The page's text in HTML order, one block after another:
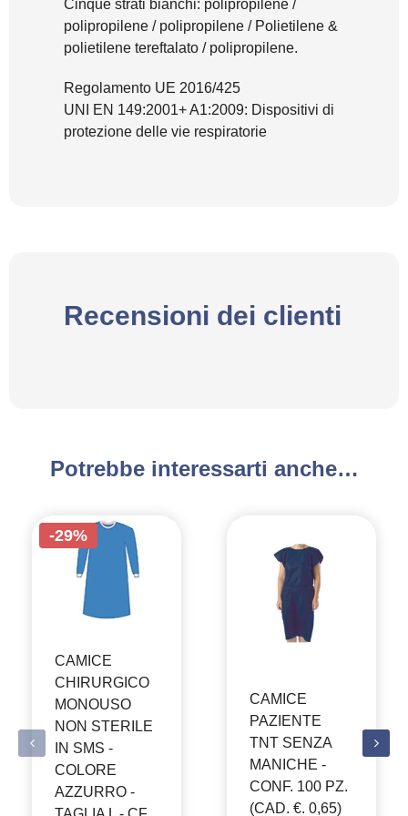
Cinque strati bianchi: polipropilene /
polipropilene / polipropilene / Polietilene &
polietilene tereftalato / polipropilene.
Regolamento UE 2016/425
UNI EN 149:2001+ A1:2009: Dispositivi di
protezione delle vie respiratorie
Recensioni dei clienti
Potrebbe interessarti anche…
-29%
CAMICE
CHIRURGICO
MONOUSO
NON STERILE
IN SMS -
COLORE
AZZURRO -
CAMICE
PAZIENTE
TNT SENZA
MANICHE -
CONF. 100 PZ.
(CAD. €. 0,65)